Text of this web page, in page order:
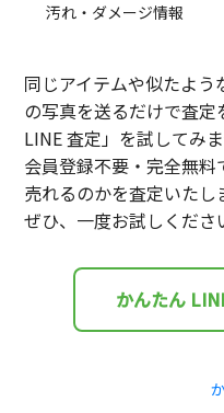
汚れ・ダメージ情報
同じアイテムや似たよ
の写真を送るだけで査
LINE 査定」を試してみ
会員登録不要・完全無
売れるのかを査定いたし
ぜひ、一度お試しくださ
かんたん